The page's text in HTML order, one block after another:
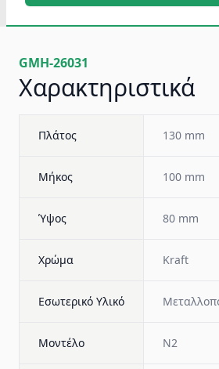
GMH-26031
Χαρακτηριστικά
Πλάτος 130 mm
Μήκος 100 mm
Ύψος 80 mm
Χρώμα Kraft
Εσωτερικό Υλικό
Μοντέλο N2